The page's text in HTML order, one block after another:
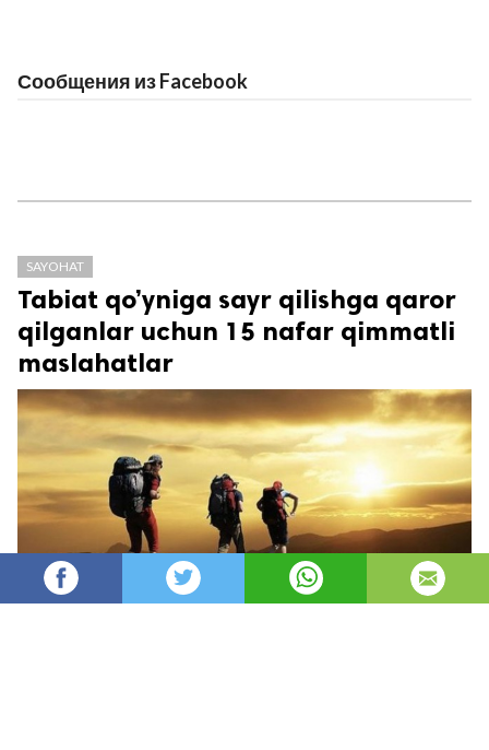
Сообщения из Facebook
SAYOHAT
Tabiat qo’yniga sayr qilishga qaror
qilganlar uchun 15 nafar qimmatli
maslahatlar